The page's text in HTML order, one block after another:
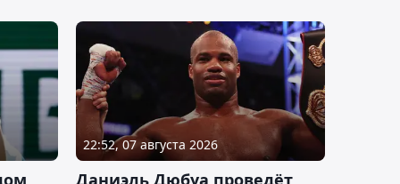
22:52, 07 августа 2026
Даниэль Дюбуа проведёт